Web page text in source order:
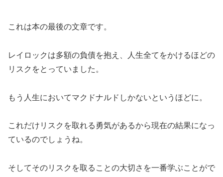
これは本の最後の文章です。
レイロックは多額の負債を抱え、人生全てをかけるほどの
リスクをとっていました。
もう人生においてマクドナルドしかないというほどに。
これだけリスクを取れる勇気があるから現在の結果になっ
ているのでしょうね。
そしてそのリスクを取ることの大切さを一番学ぶことがで